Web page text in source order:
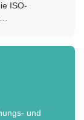
ISO-
und